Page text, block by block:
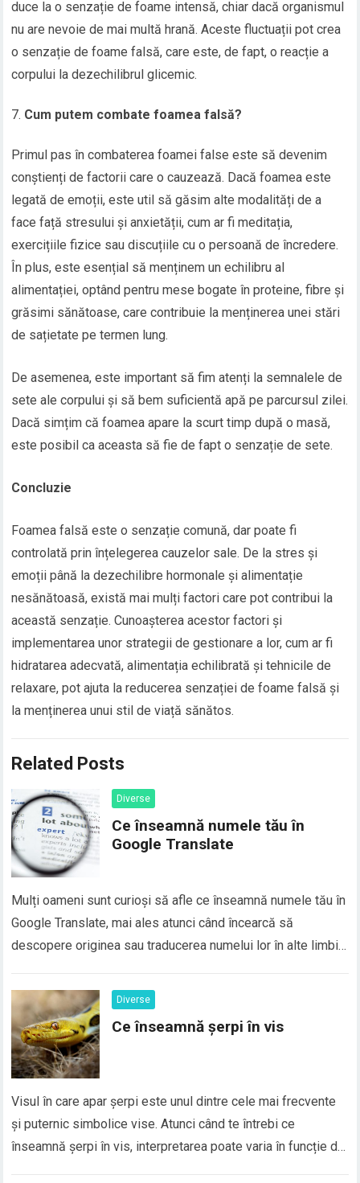
duce la o senzație de foame intensă, chiar dacă organismul
nu are nevoie de mai multă hrană. Aceste fluctuații pot crea
o senzație de foame falsă, care este, de fapt, o reacție a
corpului la dezechilibrul glicemic.
Cum putem combate foamea falsă?
Primul pas în combaterea foamei false este să devenim
conștienți de factorii care o cauzează. Dacă foamea este
legată de emoții, este util să găsim alte modalități de a
face față stresului și anxietății, cum ar fi meditația,
exercițiile fizice sau discuțiile cu o persoană de încredere.
În plus, este esențial să menținem un echilibru al
alimentației, optând pentru mese bogate în proteine, fibre și
grăsimi sănătoase, care contribuie la menținerea unei stări
de sațietate pe termen lung.
De asemenea, este important să fim atenți la semnalele de
sete ale corpului și să bem suficientă apă pe parcursul zilei.
Dacă simțim că foamea apare la scurt timp după o masă,
este posibil ca aceasta să fie de fapt o senzație de sete.
Concluzie
Foamea falsă este o senzație comună, dar poate fi
controlată prin înțelegerea cauzelor sale. De la stres și
emoții până la dezechilibre hormonale și alimentație
nesănătoasă, există mai mulți factori care pot contribui la
această senzație. Cunoașterea acestor factori și
implementarea unor strategii de gestionare a lor, cum ar fi
hidratarea adecvată, alimentația echilibrată și tehnicile de
relaxare, pot ajuta la reducerea senzației de foame falsă și
la menținerea unui stil de viață sănătos.
Related Posts
Diverse
Ce înseamnă numele tău în
Google Translate
Mulți oameni sunt curioși să afle ce înseamnă numele tău în
Google Translate, mai ales atunci când încearcă să
descopere originea sau traducerea numelui lor în alte limbi.
directă în Google Translate, deoarece numele sunt
considerate elemente de identitate personală și, de…
Diverse
Ce înseamnă șerpi în vis
Visul în care apar șerpi este unul dintre cele mai frecvente
și puternic simbolice vise. Atunci când te întrebi ce
înseamnă șerpi în vis, interpretarea poate varia în funcție de